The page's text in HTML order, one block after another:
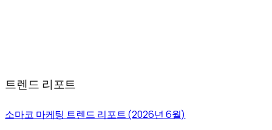
트렌드 리포트
소마코 마케팅 트렌드 리포트 (2026년 6월)